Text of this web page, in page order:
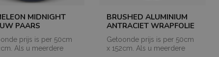
MIDNIGHT
PAARS
prijs is per 50cm
Als u meerdere
BRUSHED ALUMINIUM
ANTRACIET WRAPFOLIE
Getoonde prijs is per 50cm
x 152cm. Als u meerdere